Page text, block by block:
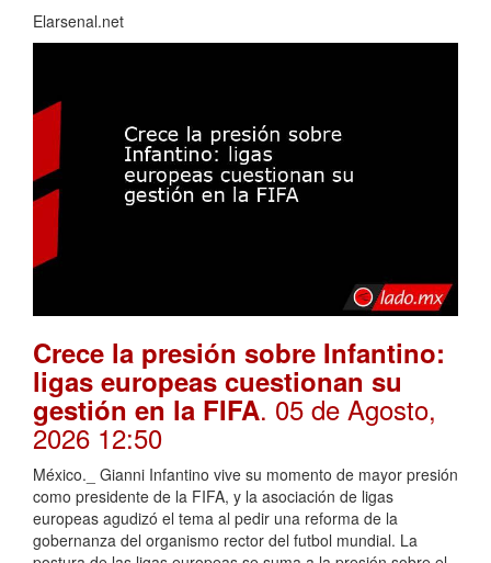
Elarsenal.net
Crece la presión sobre Infantino:
ligas europeas cuestionan su
gestión en la FIFA. 05 de Agosto,
2026 12:50
México._ Gianni Infantino vive su momento de mayor presión
como presidente de la FIFA, y la asociación de ligas
europeas agudizó el tema al pedir una reforma de la
gobernanza del organismo rector del futbol mundial. La